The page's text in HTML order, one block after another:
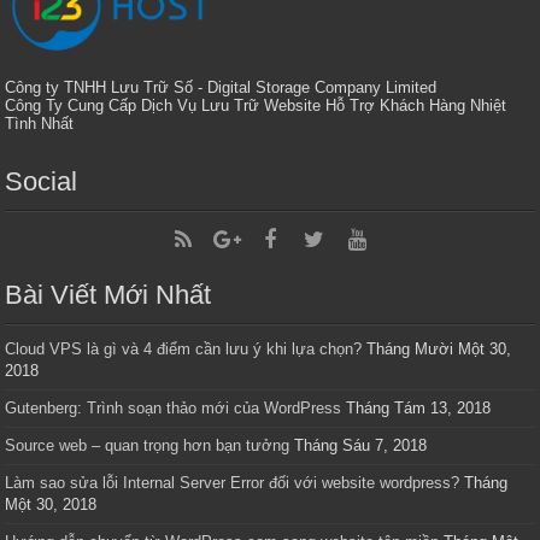
Công ty TNHH Lưu Trữ Số - Digital Storage Company Limited
Công Ty Cung Cấp Dịch Vụ Lưu Trữ Website Hỗ Trợ Khách Hàng Nhiệt
Tình Nhất
Social
Bài Viết Mới Nhất
Cloud VPS là gì và 4 điểm cần lưu ý khi lựa chọn? Tháng Mười Một 30,
2018
Gutenberg: Trình soạn thảo mới của WordPress Tháng Tám 13, 2018
Source web – quan trọng hơn bạn tưởng Tháng Sáu 7, 2018
Làm sao sửa lỗi Internal Server Error đối với website wordpress? Tháng
Một 30, 2018